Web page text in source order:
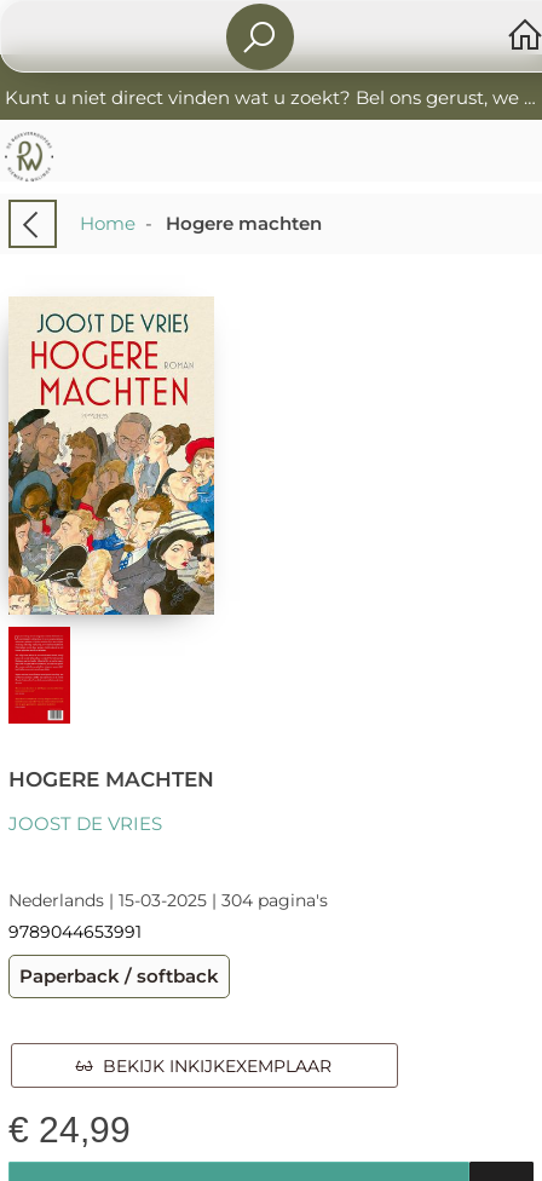
Kunt u niet direct vinden wat u zoekt? Bel ons gerust, we helpen u graag. 0341-552405 De Boekverkoopers
Home- Hogere machten
HOGERE MACHTEN
JOOST DE VRIES
Nederlands | 15-03-2025 | 304 pagina's
9789044653991
Paperback / softback
BEKIJK INKIJKEXEMPLAAR
€ 24,99